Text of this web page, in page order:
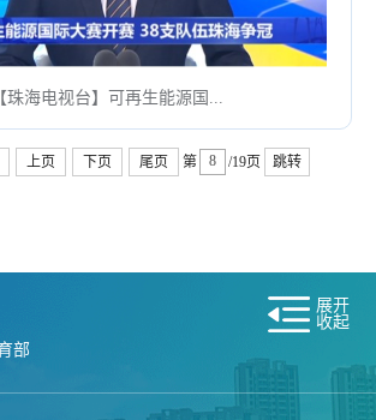
【珠海电视台】可再生能源国...
上页 下页 尾页 第 /19页 跳转
部
展开
收起